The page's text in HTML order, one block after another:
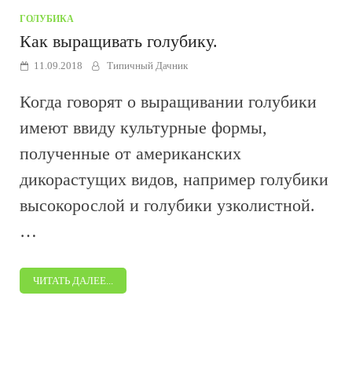
ГОЛУБИКА
Как выращивать голубику.
11.09.2018 Типичный Дачник
Когда говорят о выращивании голубики
имеют ввиду культурные формы,
полученные от американских
дикорастущих видов, например голубики
высокорослой и голубики узколистной.
…
ЧИТАТЬ ДАЛЕЕ...